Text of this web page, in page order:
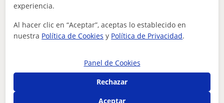
Tus clases particulares
profesional imparto clase de español, cuento con dos años de...
extranjeros en Donostia-San Sebastián
que pueden interesarte
experiencia.
Al hacer clic en “Aceptar”, aceptas lo establecido en
nuestra Política de Cookies y Política de Privacidad.
Panel de Cookies
Rechazar
Aceptar